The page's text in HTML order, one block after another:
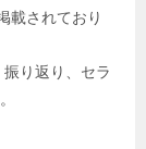
載されており
り返り、セラ